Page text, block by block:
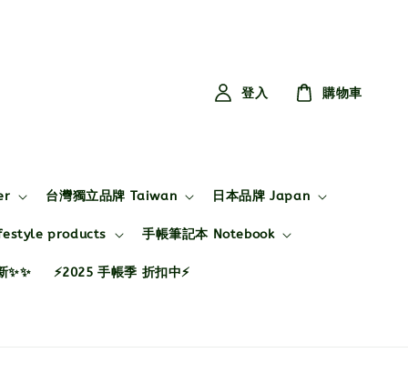
台灣獨立品牌 Taiwan 日本品牌 Japan
products 手帳筆記本 Notebook
✨✨ ⚡2025 手帳季 折扣中⚡
登入 購物車